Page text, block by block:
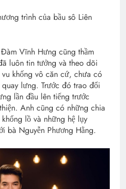
Vĩnh Hưng cũng thầm
luôn tin tưởng và theo dõi
khống vô căn cứ, chưa có
lưng. Trước đó trao đổi
lần đầu lên tiếng trước
Anh cũng có những chia
lồ và những hệ lụy
bà Nguyễn Phương Hằng.